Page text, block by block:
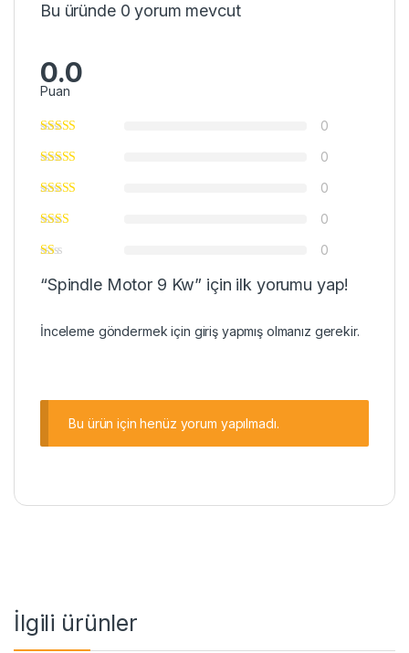
Bu üründe 0 yorum mevcut
0.0
Puan
0
0
0
0
0
“Spindle Motor 9 Kw” için ilk yorumu yap!
İnceleme göndermek için girişyapmış olmanız gerekir.
Bu ürün için henüz yorum yapılmadı.
İlgili ürünler